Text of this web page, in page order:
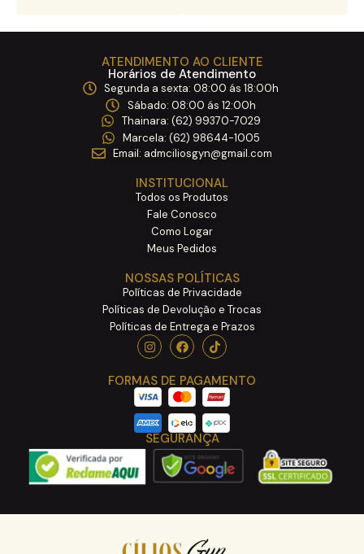
ATENDIMENTO AO CLIENTE
Horários de Atendimento
Segunda a sexta: 08:00 ás 18:00h ​
Sábado: 08:00 ás 12:00h ​
Thainara: (62) 99370-7029 ​
Marcela: (62) 98644-1005 ​
Email: admciliosgyn@gmail.com
INSTITUCIONAL
Todos os Produtos
Fale Conosco
Como Logar
Meus Pedidos
NOSSAS POLÍTICAS
Políticas de Privacidade
Políticas de Devolução e Trocas
Políticas de Entrega e Prazos
FORMAS DE PAGAMENTO
SEGURANÇA